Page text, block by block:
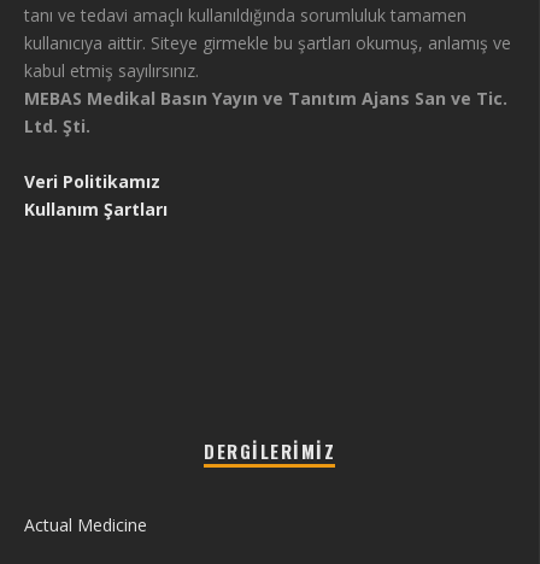
tanı ve tedavi amaçlı kullanıldığında sorumluluk tamamen
kullanıcıya aittir. Siteye girmekle bu şartları okumuş, anlamış ve
kabul etmiş sayılırsınız.
MEBAS Medikal Basın Yayın ve Tanıtım Ajans San ve Tic.
Ltd. Şti.
Veri Politikamız
Kullanım Şartları
DERGILERIMIZ
Actual Medicine